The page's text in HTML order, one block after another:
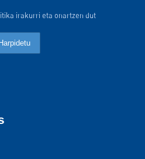
irakurri eta onartzen dut